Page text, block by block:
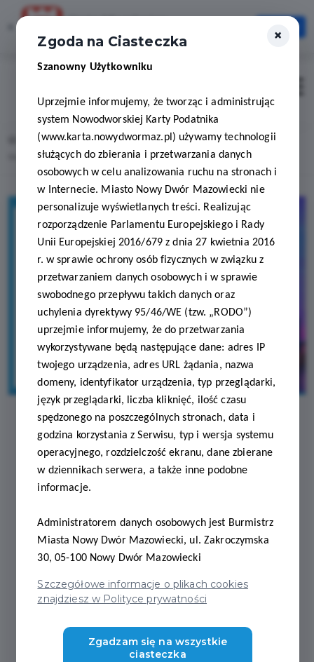
Szybciej, wygodniej, zawsze pod ręką
Otwórz
Home
Lista aktualności
Muzyka, światła, zabawa – teraz taniej z DJ Fun and Music.
2025-09-11
MUZYKA, ŚWIATŁA,
Z DJ FUN AND MUSIC.
Każda zabawa musi mieć dobrą oprawę –
muzykę, światła i klimat, który na długo
partnerom
macie pewność,
że Wasze wydarzenia będą brzmieć i wyglądać
×
Zgoda na Ciasteczka
Szanowny Użytkowniku
Uprzejmie informujemy, że tworząc i administrując
system Nowodworskiej Karty Podatnika
(www.karta.nowydwormaz.pl) używamy technologii
służących do zbierania i przetwarzania danych
osobowych w celu analizowania ruchu na stronach i
w Internecie. Miasto Nowy Dwór Mazowiecki nie
personalizuje wyświetlanych treści. Realizując
rozporządzenie Parlamentu Europejskiego i Rady
Unii Europejskiej 2016/679 z dnia 27 kwietnia 2016
r. w sprawie ochrony osób fizycznych w związku z
przetwarzaniem danych osobowych i w sprawie
swobodnego przepływu takich danych oraz
uchylenia dyrektywy 95/46/WE (tzw. „RODO”)
uprzejmie informujemy, że do przetwarzania
wykorzystywane będą następujące dane: adres IP
twojego urządzenia, adres URL żądania, nazwa
domeny, identyfikator urządzenia, typ przeglądarki,
język przeglądarki, liczba kliknięć, ilość czasu
spędzonego na poszczególnych stronach, data i
godzina korzystania z Serwisu, typ i wersja systemu
operacyjnego, rozdzielczość ekranu, dane zbierane
w dziennikach serwera, a także inne podobne
informacje.
Administratorem danych osobowych jest Burmistrz
Miasta Nowy Dwór Mazowiecki, ul. Zakroczymska
30, 05-100 Nowy Dwór Mazowiecki
Szczegółowe informacje o plikach cookies
znajdziesz w Polityce prywatności
Zgadzam się na wszystkie
ciasteczka